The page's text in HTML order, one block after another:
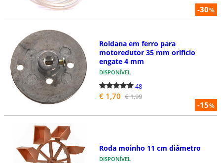
-30%
-15%
Roldana em ferro para
motoredutor 35 mm orifício
engate 4 mm
DISPONÍVEL
48
€ 1,70 € 1,99
Roda moinho 11 cm diâmetro
DISPONÍVEL